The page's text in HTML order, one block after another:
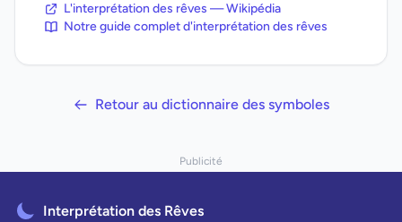
L'interprétation des rêves — Wikipédia
Notre guide complet d'interprétation des rêves
Retour au dictionnaire des symboles
Publicité
Interprétation des Rêves